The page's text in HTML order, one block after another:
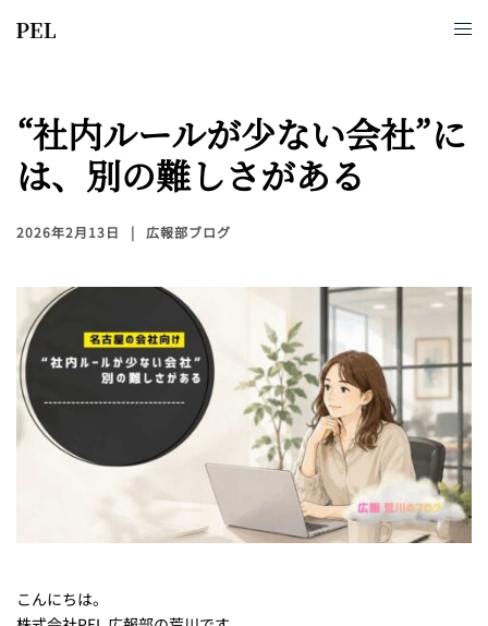
“社内ルールが少ない会社”に
は、別の難しさがある
2026年2月13日 広報部ブログ
こんにちは。